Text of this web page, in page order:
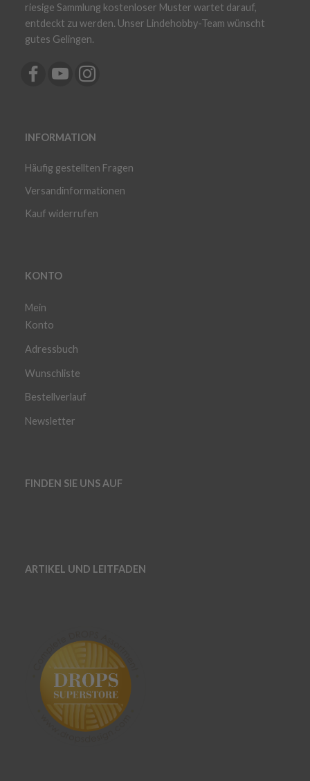
riesige Sammlung kostenloser Muster wartet darauf,
entdeckt zu werden. Unser Lindehobby-Team wünscht
gutes Gelingen.
INFORMATION
Häufig gestellten Fragen
Versandinformationen
Kauf widerrufen
KONTO
Mein
Konto
Adressbuch
Wunschliste
Bestellverlauf
Newsletter
FINDEN SIE UNS AUF
ARTIKEL UND LEITFADEN